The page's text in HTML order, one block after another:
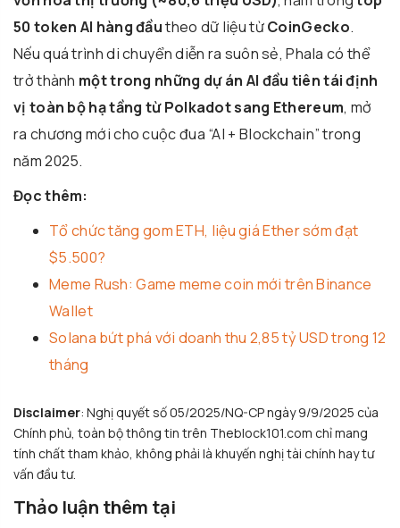
50 token AI hàng đầutheo dữ liệu từCoinGecko.
Nếu quá trình di chuyển diễn ra suôn sẻ, Phala có thể
trở thành một trong những dự án AI đầu tiên tái định
vị toàn bộ hạ tầng từ Polkadot sang Ethereum, mở
ra chương mới cho cuộc đua “AI + Blockchain” trong
năm 2025.
Đọc thêm:
Tổ chức tăng gom ETH, liệu giá Ether sớm đạt
$5.500?
Meme Rush: Game meme coin mới trên Binance
Wallet
Solana bứt phá với doanh thu 2,85 tỷ USD trong 12
tháng
Disclaimer: Nghị quyết số 05/2025/NQ-CP ngày 9/9/2025 của
Chính phủ, toàn bộ thông tin trên Theblock101.com chỉ mang
tính chất tham khảo, không phải là khuyến nghị tài chính hay tư
vấn đầu tư.
Thảo luận thêm tại